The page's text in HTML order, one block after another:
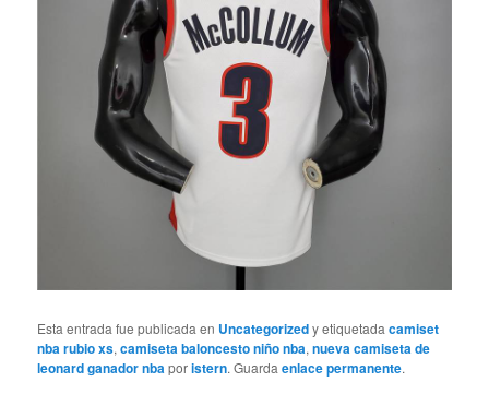
Esta entrada fue publicada en Uncategorizedy etiquetadacamiset
nba rubio xs,camiseta baloncesto niño nba,nueva camiseta de
leonard ganador nbaporistern. Guardaenlace permanente.